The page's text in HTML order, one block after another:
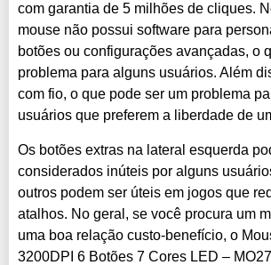
com garantia de 5 milhões de cliques.
mouse não possui software para
botões ou configurações avançadas, o
problema para alguns usuários. Além
com fio, o que pode ser um problema
usuários que preferem a liberdade de
Os botões extras na lateral esquerda
considerados inúteis por alguns
outros podem ser úteis em jogos que
atalhos. No geral, se você procura um
uma boa relação custo-benefício, o
3200DPI 6 Botões 7 Cores LED –